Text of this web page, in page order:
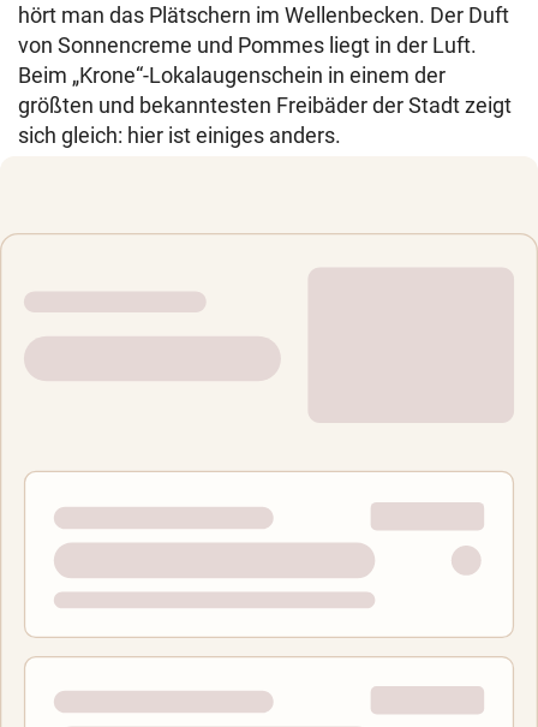
hört man das Plätschern im Wellenbecken. Der Duft
von Sonnencreme und Pommes liegt in der Luft.
Beim „Krone“-Lokalaugenschein in einem der
größten und bekanntesten Freibäder der Stadt zeigt
sich gleich: hier ist einiges anders.